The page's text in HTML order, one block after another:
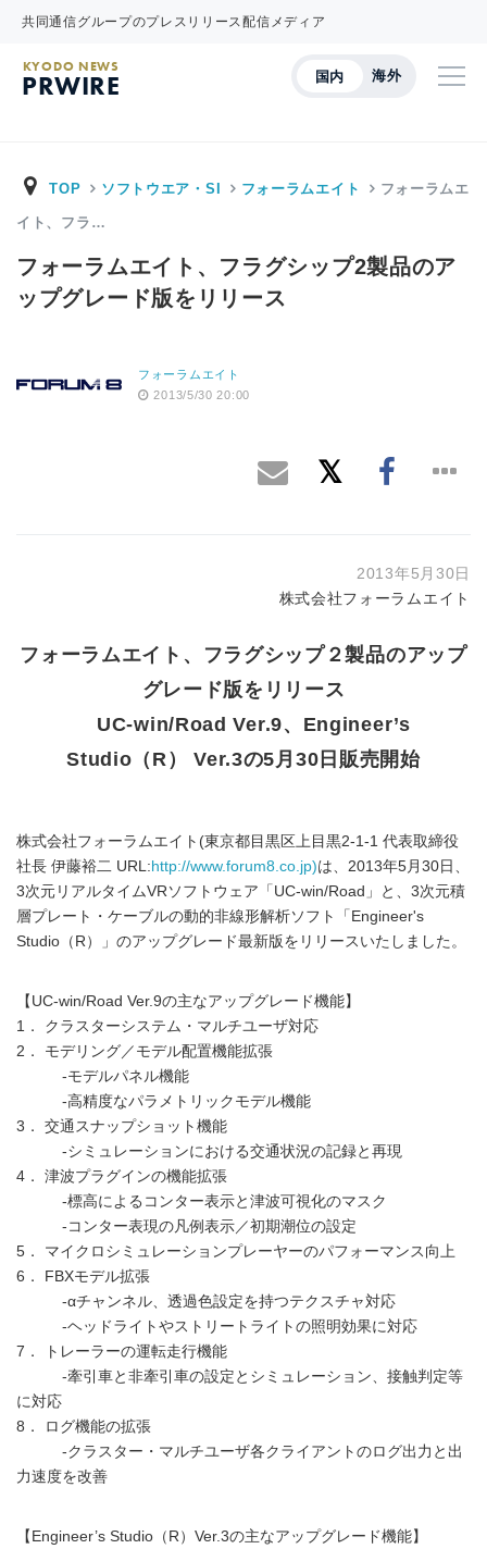
共同通信グループのプレスリリース配信メディア
国内 海外
KYODO NEWS
PRWIRE
TOP ソフトウエア・SI フォーラムエイト フォーラムエ
イト、フラ…
フォーラムエイト、フラグシップ2製品のア
ップグレード版をリリース
フォーラムエイト
2013/5/30 20:00
2013年5月30日
株式会社フォーラムエイト
フォーラムエイト、フラグシップ２製品のアップ
グレード版をリリース
UC-win/Road Ver.9、Engineer’s
Studio（R） Ver.3の5月30日販売開始
株式会社フォーラムエイト(東京都目黒区上目黒2-1-1 代表取締役
社長 伊藤裕二 URL: http://www.forum8.co.jp)は、2013年5月30日、
3次元リアルタイムVRソフトウェア「UC-win/Road」と、3次元積
層プレート・ケーブルの動的非線形解析ソフト「Engineer's
Studio（R）」のアップグレード最新版をリリースいたしました。
【UC-win/Road Ver.9の主なアップグレード機能】
1． クラスターシステム・マルチユーザ対応
2． モデリング／モデル配置機能拡張
-モデルパネル機能
-高精度なパラメトリックモデル機能
3． 交通スナップショット機能
-シミュレーションにおける交通状況の記録と再現
4． 津波プラグインの機能拡張
-標高によるコンター表示と津波可視化のマスク
-コンター表現の凡例表示／初期潮位の設定
5． マイクロシミュレーションプレーヤーのパフォーマンス向上
6． FBXモデル拡張
-αチャンネル、透過色設定を持つテクスチャ対応
-ヘッドライトやストリートライトの照明効果に対応
7． トレーラーの運転走行機能
-牽引車と非牽引車の設定とシミュレーション、接触判定等
に対応
8． ログ機能の拡張
-クラスター・マルチユーザ各クライアントのログ出力と出
力速度を改善
【Engineer’s Studio（R）Ver.3の主なアップグレード機能】